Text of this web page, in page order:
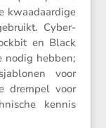
kwaad­aar­dige
Cyber­
en Black
nodig hebben;
voor
drempel voor
kennis